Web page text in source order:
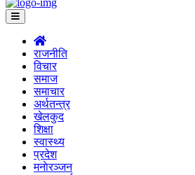
राजनीति
विचार
समाज
समाचार
अर्थतन्त्र
खेलकुद
शिक्षा
स्वास्थ्य
प्रदेश
मनाेरञ्जन